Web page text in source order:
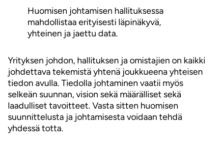
Huomisen johtamisen hallituksessa
mahdollistaa erityisesti läpinäkyvä,
yhteinen ja jaettu data.
Yrityksen johdon, hallituksen ja omistajien on kaikki
johdettava tekemistä yhtenä joukkueena yhteisen
tiedon avulla. Tiedolla johtaminen vaatii myös
selkeän suunnan, vision sekä määrälliset sekä
laadulliset tavoitteet. Vasta sitten huomisen
suunnittelusta ja johtamisesta voidaan tehdä
yhdessä totta.